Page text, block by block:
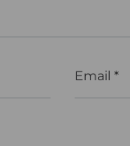
Email *